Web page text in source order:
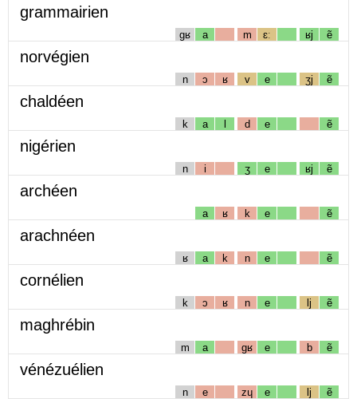
grammairien
gʁ a m ɛː ʁj ẽ
norvégien
n ɔ ʁ v e ʒj ẽ
chaldéen
k a l d e ẽ
nigérien
n i ʒ e ʁj ẽ
archéen
a ʁ k e ẽ
arachnéen
ʁ a k n e ẽ
cornélien
k ɔ ʁ n e lj ẽ
maghrébin
m a gʁ e b ẽ
vénézuélien
n e zɥ e lj ẽ